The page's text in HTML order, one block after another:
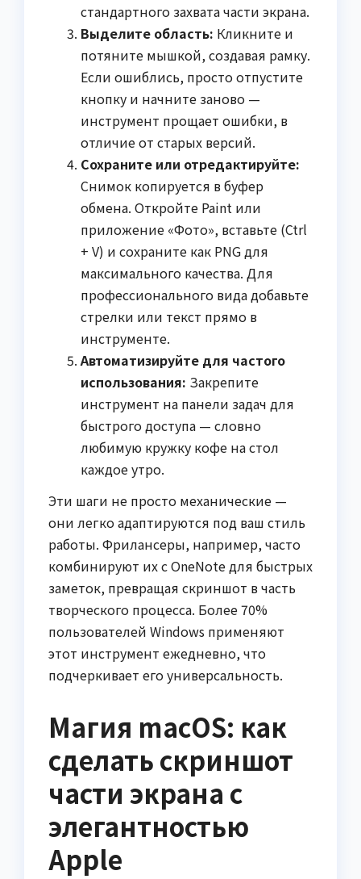
стандартного захвата части экрана.
Выделите область: Кликните и
потяните мышкой, создавая рамку.
Если ошиблись, просто отпустите
кнопку и начните заново —
инструмент прощает ошибки, в
отличие от старых версий.
Сохраните или отредактируйте:
Снимок копируется в буфер
обмена. Откройте Paint или
приложение «Фото», вставьте (Ctrl
+ V) и сохраните как PNG для
максимального качества. Для
профессионального вида добавьте
стрелки или текст прямо в
инструменте.
Автоматизируйте для частого
использования: Закрепите
инструмент на панели задач для
быстрого доступа — словно
любимую кружку кофе на стол
каждое утро.
Эти шаги не просто механические —
они легко адаптируются под ваш стиль
работы. Фрилансеры, например, часто
комбинируют их с OneNote для быстрых
заметок, превращая скриншот в часть
творческого процесса. Более 70%
пользователей Windows применяют
этот инструмент ежедневно, что
подчеркивает его универсальность.
Магия macOS: как
сделать скриншот
части экрана с
элегантностью
Apple